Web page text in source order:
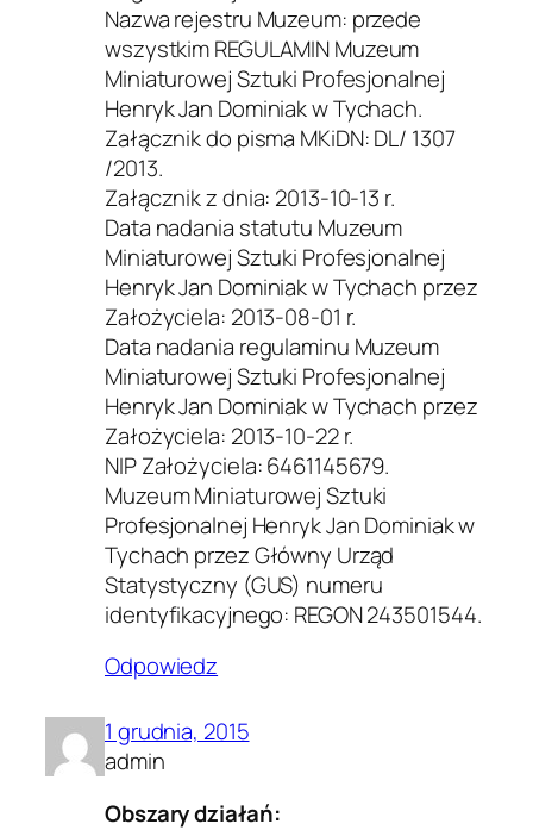
Nazwa rejestru Muzeum: przede
wszystkim REGULAMIN Muzeum
Miniaturowej Sztuki Profesjonalnej
Henryk Jan Dominiak w Tychach.
Załącznik do pisma MKiDN: DL/ 1307
/2013.
Załącznik z dnia: 2013-10-13 r.
Data nadania statutu Muzeum
Miniaturowej Sztuki Profesjonalnej
Henryk Jan Dominiak w Tychach przez
Założyciela: 2013-08-01 r.
Data nadania regulaminu Muzeum
Miniaturowej Sztuki Profesjonalnej
Henryk Jan Dominiak w Tychach przez
Założyciela: 2013-10-22 r.
NIP Założyciela: 6461145679.
Muzeum Miniaturowej Sztuki
Profesjonalnej Henryk Jan Dominiak w
Tychach przez Główny Urząd
Statystyczny (GUS) numeru
identyfikacyjnego: REGON 243501544.
Odpowiedz
1 grudnia, 2015
admin
Obszary działań: